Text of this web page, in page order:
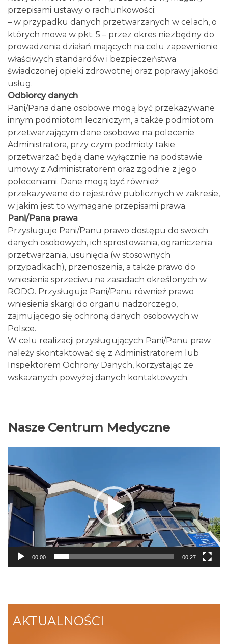
przepisami ustawy o rachunkowości;
– w przypadku danych przetwarzanych w celach, o
których mowa w pkt. 5 – przez okres niezbędny do
prowadzenia działań mających na celu zapewnienie
właściwych standardów i bezpieczeństwa
świadczonej opieki zdrowotnej oraz poprawy jakości
usług.
Odbiorcy danych
Pani/Pana dane osobowe mogą być przekazywane
innym podmiotom leczniczym, a także podmiotom
przetwarzającym dane osobowe na polecenie
Administratora, przy czym podmioty takie
przetwarzać będą dane wyłącznie na podstawie
umowy z Administratorem oraz zgodnie z jego
poleceniami. Dane mogą być również
przekazywane do rejestrów publicznych w zakresie,
w jakim jest to wymagane przepisami prawa.
Pani/Pana prawa
Przysługuje Pani/Panu prawo dostępu do swoich
danych osobowych, ich sprostowania, ograniczenia
przetwarzania, usunięcia (w stosownych
przypadkach), przenoszenia, a także prawo do
wniesienia sprzeciwu na zasadach określonych w
RODO. Przysługuje Pani/Panu również prawo
wniesienia skargi do organu nadzorczego,
zajmującego się ochroną danych osobowych w
Polsce.
W celu realizacji przysługujących Pani/Panu praw
należy skontaktować się z Administratorem lub
Inspektorem Ochrony Danych, korzystając ze
wskazanych powyżej danych kontaktowych.
Nasze Centrum Medyczne
video
00:00 00:27
AKTUALNOŚCI